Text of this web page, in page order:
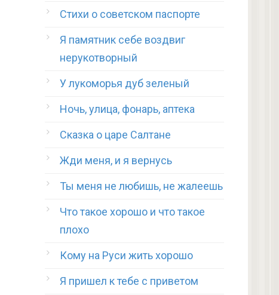
Стихи о советском паспорте
Я памятник себе воздвиг
нерукотворный
У лукоморья дуб зеленый
Ночь, улица, фонарь, аптека
Сказка о царе Салтане
Жди меня, и я вернусь
Ты меня не любишь, не жалеешь
Что такое хорошо и что такое
плохо
Кому на Руси жить хорошо
Я пришел к тебе с приветом